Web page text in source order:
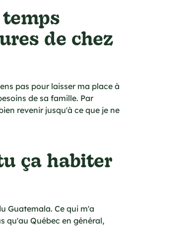
de chez
pas pour laisser ma place à
de sa famille. Par
revenir jusqu'à ce que je ne
ça habiter
Guatemala. Ce qui m'a
qu'au Québec en général,